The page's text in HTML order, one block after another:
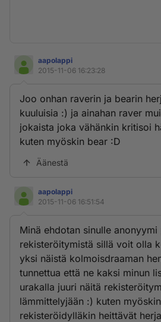
aapolappi
2015-11-06 16:23:28
Joo onhan raverin ja bearin
kuuluisia :) ja ainahan raver
jokaista joka vähänkin kritisoi
kuten myöskin bear :D
Äänestä
aapolappi
2015-11-06 16:51:54
Minä ehdotan sinulle anonyymi
rekisteröitymistä sillä voit olla
yksi näistä kolmoisdraaman
tunnettua että ne kaksi minun
urakalla juuri näitä
lämmittelyjään :) kuten
rekisteröidylläkin heittävät